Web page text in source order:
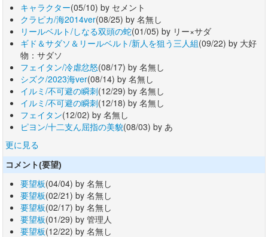
キャラクター(05/10) by セメント
クラピカ/海2014ver(08/25) by 名無し
リールベルト/しなる双頭の蛇(01/05) by リー×サダ
ギド＆サダソ＆リールベルト/新人を狙う三人組(09/22) by 大好
物：サダソ
フェイタン/冷虐忿怒(08/17) by 名無し
シズク/2023海ver(08/14) by 名無し
イルミ/不可避の瞬刺(12/29) by 名無し
イルミ/不可避の瞬刺(12/18) by 名無し
フェイタン(12/02) by 名無し
ピヨン/十二支ん屈指の美貌(08/03) by あ
更に見る
コメント(要望)
要望板(04/04) by 名無し
要望板(02/21) by 名無し
要望板(02/17) by 名無し
要望板(01/29) by 管理人
要望板(12/22) by 名無し